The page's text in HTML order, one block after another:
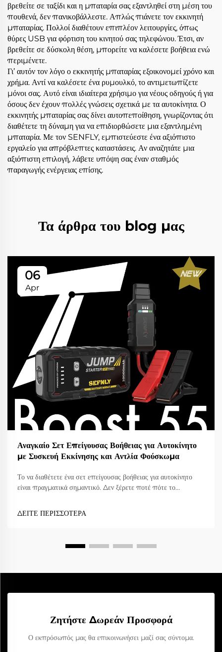
βρεθείτε σε ταξίδι και η μπαταρία σας εξαντληθεί στη μέση του
πουθενά, δεν πανικοβάλλεστε. Απλώς πιάνετε τον εκκινητή
μπαταρίας. Πολλοί διαθέτουν επιπλέον λειτουργίες, όπως
θύρες USB για φόρτιση του κινητού σας τηλεφώνου. Έτσι, αν
βρεθείτε σε δύσκολη θέση, μπορείτε να καλέσετε βοήθεια ενώ
περιμένετε.
Γι’ αυτόν τον λόγο ο εκκινητής μπαταρίας εξοικονομεί χρόνο και
χρήμα. Αντί να καλέσετε ένα ρυμουλκό, το αντιμετωπίζετε
μόνοι σας. Αυτό είναι ιδιαίτερα χρήσιμο για νέους οδηγούς ή για
όσους δεν έχουν πολλές γνώσεις σχετικά με τα αυτοκίνητα. Ο
εκκινητής μπαταρίας σας δίνει αυτοπεποίθηση, γνωρίζοντας ότι
διαθέτετε τη δύναμη για να επιδιορθώσετε μια εξαντλημένη
μπαταρία. Με τον SENFLY, εμπιστεύεστε ένα αξιόπιστο
εργαλείο για απρόβλεπτες καταστάσεις. Αν αναζητάτε μια
αξιόπιστη επιλογή, λάβετε υπόψη σας έναν σταθμός
παραγωγής ενέργειας επίσης.
Τα άρθρα του blog μας
06
Apr
Αναγκαίο Σετ Επείγουσας Βοήθειας για Αυτοκίνητο
με Συσκευή Εκκίνησης και Αντλία Φούσκωμα
Το να διαθέτετε ένα σετ επείγουσας βοήθειας για αυτοκίνητο
είναι πραγματικά σημαντικό. Δεν ξέρετε ποτέ πότε το
μπαταρία, η προετοιμασία σας μπορεί να σας εξοικονομήσει
ΔΕΙΤΕ ΠΕΡΙΣΣΟΤΕΡΑ
Ζητήστε Δωρεάν Προσφορά
Ο εκπρόσωπός μας θα επικοινωνήσει μαζί σας σύντομα.